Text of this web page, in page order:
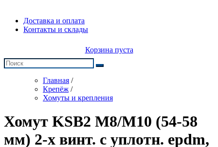
Доставка и оплата
Контакты и склады
Корзина пуста
Главная /
Крепёж /
Хомуты и крепления
Хомут KSB2 М8/М10 (54-58
мм) 2-х винт. с уплотн. epdm,